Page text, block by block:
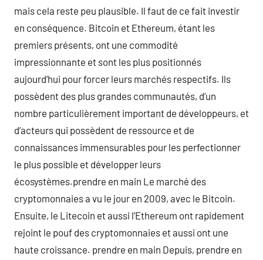
mais cela reste peu plausible. Il faut de ce fait investir
en conséquence. Bitcoin et Ethereum, étant les
premiers présents, ont une commodité
impressionnante et sont les plus positionnés
aujourd’hui pour forcer leurs marchés respectifs. Ils
possèdent des plus grandes communautés, d’un
nombre particulièrement important de développeurs, et
d’acteurs qui possèdent de ressource et de
connaissances immensurables pour les perfectionner
le plus possible et développer leurs
écosystèmes.prendre en main Le marché des
cryptomonnaies a vu le jour en 2009, avec le Bitcoin.
Ensuite, le Litecoin et aussi l’Ethereum ont rapidement
rejoint le pouf des cryptomonnaies et aussi ont une
haute croissance. prendre en main Depuis, prendre en